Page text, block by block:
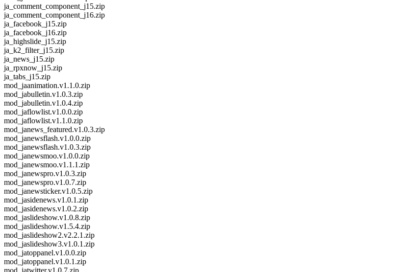
ja_comment_component_j15.zip
ja_comment_component_j16.zip
ja_facebook_j15.zip
ja_facebook_j16.zip
ja_highslide_j15.zip
ja_k2_filter_j15.zip
ja_news_j15.zip
ja_rpxnow_j15.zip
ja_tabs_j15.zip
mod_jaanimation.v1.1.0.zip
mod_jabulletin.v1.0.3.zip
mod_jabulletin.v1.0.4.zip
mod_jaflowlist.v1.0.0.zip
mod_jaflowlist.v1.1.0.zip
mod_janews_featured.v1.0.3.zip
mod_janewsflash.v1.0.0.zip
mod_janewsflash.v1.0.3.zip
mod_janewsmoo.v1.0.0.zip
mod_janewsmoo.v1.1.1.zip
mod_janewspro.v1.0.3.zip
mod_janewspro.v1.0.7.zip
mod_janewsticker.v1.0.5.zip
mod_jasidenews.v1.0.1.zip
mod_jasidenews.v1.0.2.zip
mod_jaslideshow.v1.0.8.zip
mod_jaslideshow.v1.5.4.zip
mod_jaslideshow2.v2.2.1.zip
mod_jaslideshow3.v1.0.1.zip
mod_jatoppanel.v1.0.0.zip
mod_jatoppanel.v1.0.1.zip
mod_jatwitter.v1.0.7.zip